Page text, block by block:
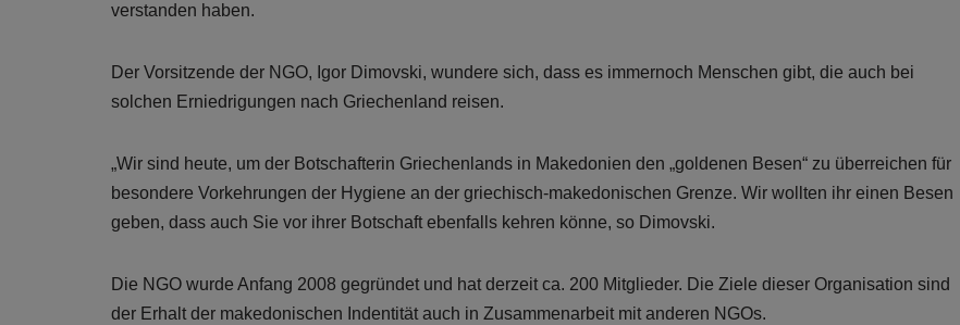
verstanden haben.
Der Vorsitzende der NGO, Igor Dimovski, wundere sich, dass es immernoch Menschen gibt, die auch bei
solchen Erniedrigungen nach Griechenland reisen.
„Wir sind heute, um der Botschafterin Griechenlands in Makedonien den „goldenen Besen“ zu überreichen für
besondere Vorkehrungen der Hygiene an der griechisch-makedonischen Grenze. Wir wollten ihr einen Besen
geben, dass auch Sie vor ihrer Botschaft ebenfalls kehren könne, so Dimovski.
Die NGO wurde Anfang 2008 gegründet und hat derzeit ca. 200 Mitglieder. Die Ziele dieser Organisation sind
der Erhalt der makedonischen Indentität auch in Zusammenarbeit mit anderen NGOs.